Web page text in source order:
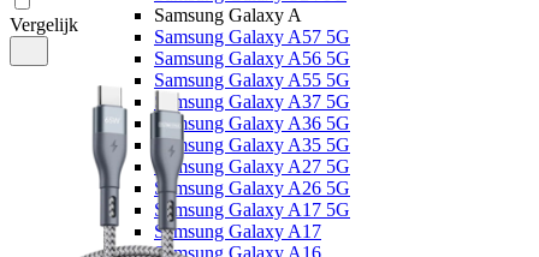
Samsung Galaxy A
Samsung Galaxy A57 5G
Samsung Galaxy A56 5G
Samsung Galaxy A55 5G
Samsung Galaxy A37 5G
Samsung Galaxy A36 5G
Samsung Galaxy A35 5G
Samsung Galaxy A27 5G
Samsung Galaxy A26 5G
Samsung Galaxy A17 5G
Samsung Galaxy A17
Samsung Galaxy A16
Vergelijk